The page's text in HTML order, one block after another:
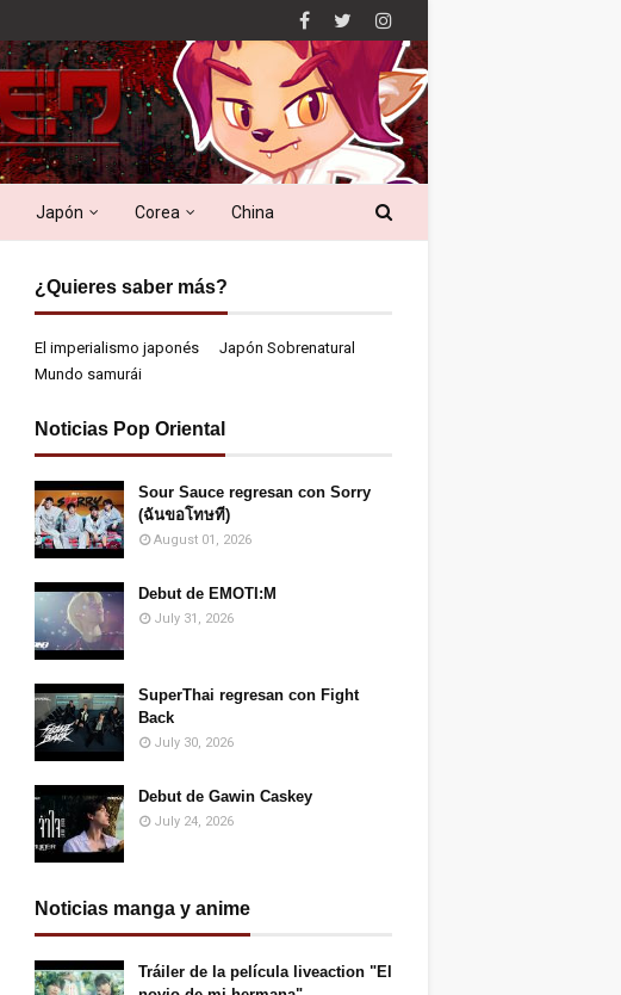
Japón Corea China
¿Quieres saber más?
El imperialismo japonés
Japón Sobrenatural
Mundo samurái
Noticias Pop Oriental
Sour Sauce regresan con Sorry
(ฉันขอโทษที)
August 01, 2026
Debut de EMOTI:M
July 31, 2026
SuperThai regresan con Fight
Back
July 30, 2026
Debut de Gawin Caskey
July 24, 2026
Noticias manga y anime
Tráiler de la película liveaction "El